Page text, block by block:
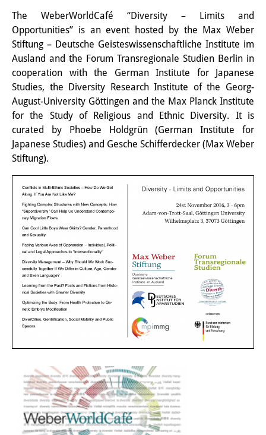
DIJ 研究会
レクチャーシリーズ
シンポジウム・会議
ワークショップ
その他のイベント
出版物
出版活動の概要
Contemporary Japan
ビデオ
DIJ モノグラフシリーズ
DIJ ワーキングペーパー
DIJ ニュースレター
ミスセラネアシリーズ
ポッドキャスト
旧出版物シリーズ
図書室
開館時間：月曜日～金曜日 午前10
The WeberWorldCafé “Diversity – Limits and
Opportunities” is an event hosted by the Max Weber
Stiftung – Deutsche Geisteswissenschaftliche Institute im
Ausland and the Forum Transregionale Studien Berlin in
cooperation with the German Institute for Japanese
Studies, the Diversity Research Institute of the Georg-
August-University Göttingen and the Max Planck Institute
for the Study of Religious and Ethnic Diversity. It is
curated by Phoebe Holdgrün (German Institute for
Japanese Studies) and Gesche Schifferdecker (Max Weber
Stiftung).